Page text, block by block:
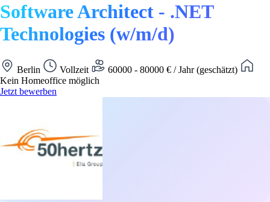
Software Architect - .NET
Technologies (w/m/d)
Berlin Vollzeit
60000 - 80000 € / Jahr (geschätzt)
Kein Homeoffice möglich
Jetzt bewerben